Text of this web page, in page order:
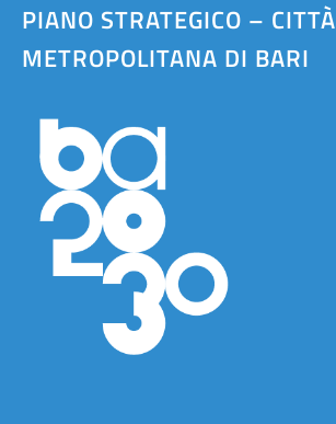
PIANO STRATEGICO – CITTÀ
METROPOLITANA DI BARI